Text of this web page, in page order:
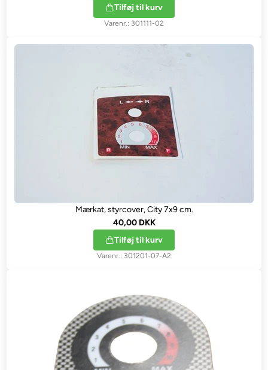
Tilføj til kurv
301111-02
Mærkat, styrcover, City 7x9 cm.
40,00 DKK
Tilføj til kurv
301201-07-A2